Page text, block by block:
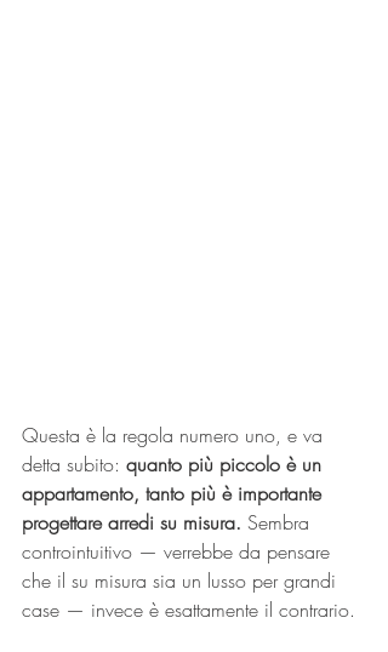
Questa è la regola numero uno, e va
detta subito: quanto più piccolo è un
appartamento, tanto più è importante
progettare arredi su misura. Sembra
controintuitivo — verrebbe da pensare
che il su misura sia un lusso per grandi
case — invece è esattamente il contrario.